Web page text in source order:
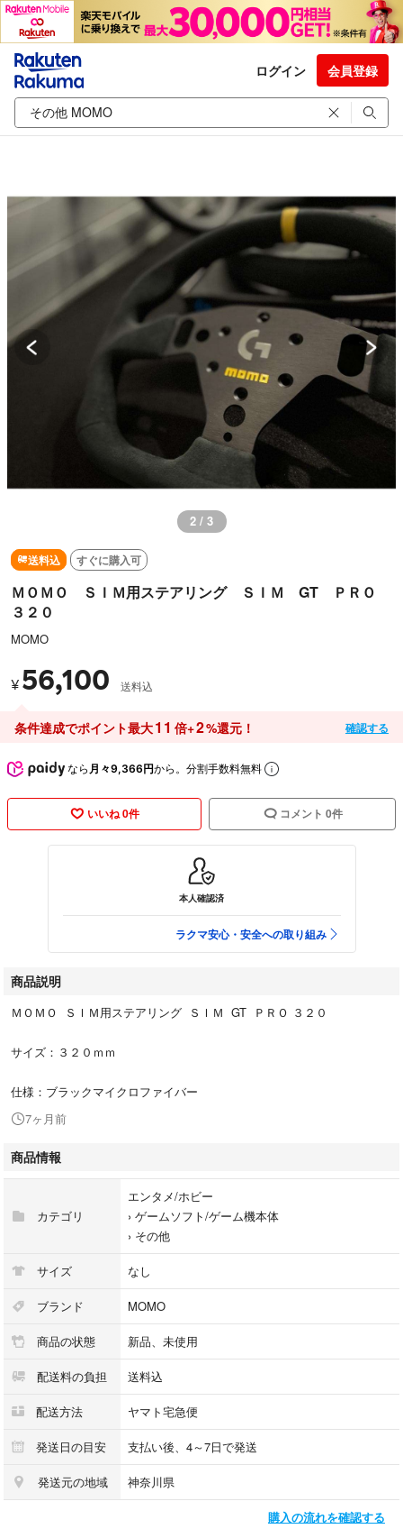
ログイン 会員登録
2 / 3
送料込 すぐに購入可
ＭＯＭＯ ＳＩＭ用ステアリング ＳＩＭ GT ＰＲＯ
３２０
MOMO
¥ 56,100 送料込
条件達成でポイント最大11 倍+2%還元！ 確認する
なら 月々9,366円から。分割手数料無料
いいね 0件 コメント 0件
本人確認済
ラクマ安心・安全への取り組み
商品説明
ＭＯＭＯ ＳＩＭ用ステアリング ＳＩＭ GT ＰＲＯ ３２０
サイズ：３２０ｍｍ
仕様：ブラックマイクロファイバー
7ヶ月前
商品情報
カテゴリ
エンタメ/ホビー
› ゲームソフト/ゲーム機本体
› その他
サイズ なし
ブランド MOMO
商品の状態 新品、未使用
配送料の負担 送料込
配送方法 ヤマト宅急便
発送日の目安 支払い後、4～7日で発送
発送元の地域 神奈川県
購入の流れを確認する